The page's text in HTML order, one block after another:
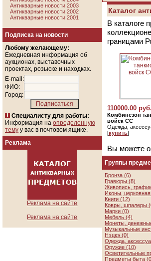
Антикварные новости 2003
Антикварные новости 2002
Антикварные новости 2001
Подписка на новости
Любому желающему:
Ежедневная информация об
аукционах, выставочных
проектах, розыске и находках.
E-mail:
ФИО:
Город:
Специалисту для работы:
Информация на определенную
тему у вас в почтовом ящике.
Реклама
Реклама на сайте
Реклама на сайте
Каталог
В каталоге
границами
110000.00 руб.
Комбинезон
войск СС
Одежда,
[купить]
Вы можете
Группы
Бронза (6)
Гравюры (8)
Живопись,
Иконы,
Книги (12)
Ковры, шпалеры
Марки (0)
Мебель (4)
Монеты,
Музыкальные
Нэцкэ (0)
Одежда,
Оружие (10)
Осветительные
Предметы быта